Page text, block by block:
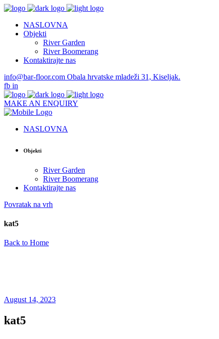
NASLOVNA
Objekti
River Garden
River Boomerang
Kontaktirajte nas
info@bar-floor.com Obala hrvatske mladeži 31, Kiseljak.
fb in
MAKE AN ENQUIRY
NASLOVNA
Objekti
River Garden
River Boomerang
Kontaktirajte nas
Povratak na vrh
kat5
Back to Home
August 14, 2023
kat5